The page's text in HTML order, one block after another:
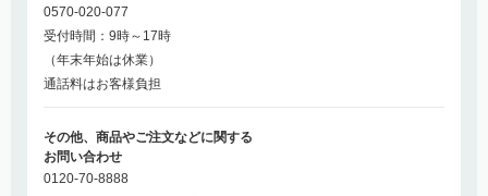
0570-020-077
受付時間：9時～17時
（年末年始は休業）
通話料はお客様負担
その他、商品やご注文などに関する
お問い合わせ
0120-70-8888